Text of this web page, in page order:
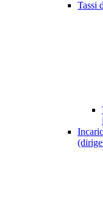
Tassi